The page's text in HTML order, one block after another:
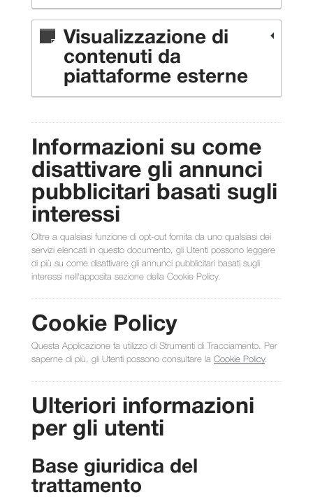
Visualizzazione di
contenuti da
piattaforme esterne
Informazioni su come
disattivare gli annunci
pubblicitari basati sugli
interessi
Oltre a qualsiasi funzione di opt-out fornita da uno qualsiasi dei
servizi elencati in questo documento, gli Utenti possono leggere
di più su come disattivare gli annunci pubblicitari basati sugli
interessi nell'apposita sezione della Cookie Policy.
Cookie Policy
Questa Applicazione fa utilizzo di Strumenti di Tracciamento. Per
saperne di più, gli Utenti possono consultare la Cookie Policy.
Ulteriori informazioni
per gli utenti
Base giuridica del
trattamento